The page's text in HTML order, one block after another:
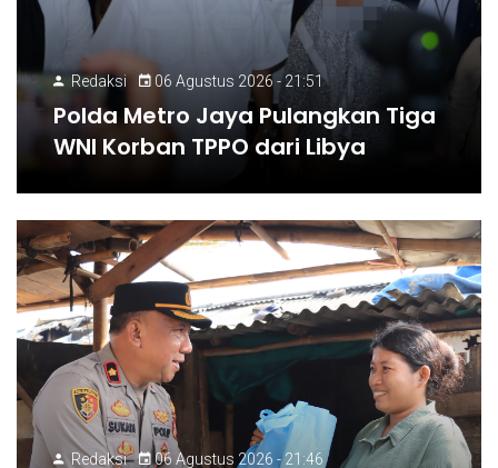
Redaksi 06 Agustus 2026 - 21:51
Polda Metro Jaya Pulangkan Tiga
WNI Korban TPPO dari Libya
Redaksi 06 Agustus 2026 - 21:46